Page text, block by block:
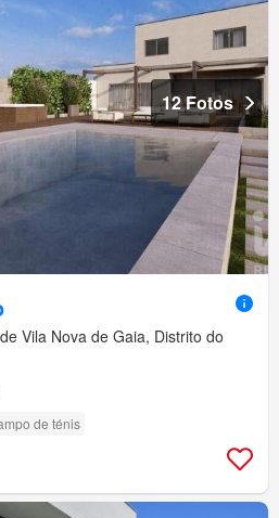
12 Fotos
Vila Nova de Gaia, Distrito do
de ténis